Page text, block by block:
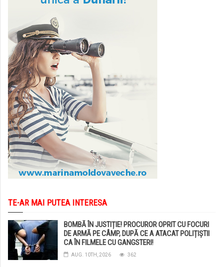
TE-AR MAI PUTEA INTERESA
BOMBĂ ÎN JUSTIȚIE! PROCUROR OPRIT CU FOCURI
DE ARMĂ PE CÂMP, DUPĂ CE A ATACAT POLIȚIȘTII
CA ÎN FILMELE CU GANGSTERI!
AUG. 10TH, 2026 362